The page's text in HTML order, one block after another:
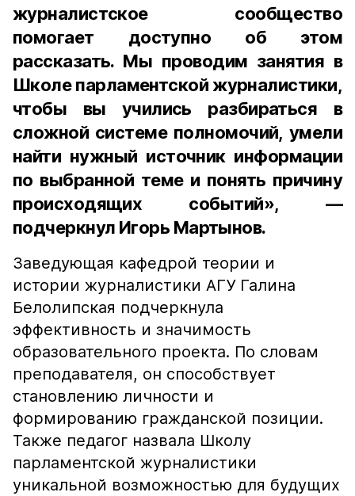
журналистское сообщество
помогает доступно об этом
рассказать. Мы проводим занятия в
Школе парламентской журналистики,
чтобы вы учились разбираться в
сложной системе полномочий, умели
найти нужный источник информации
по выбранной теме и понять причину
происходящих событий», —
подчеркнул Игорь Мартынов.
Заведующая кафедрой теории и
истории журналистики АГУ Галина
Белолипская подчеркнула
эффективность и значимость
образовательного проекта. По словам
преподавателя, он способствует
становлению личности и
формированию гражданской позиции.
Также педагог назвала Школу
парламентской журналистики
уникальной возможностью для будущих